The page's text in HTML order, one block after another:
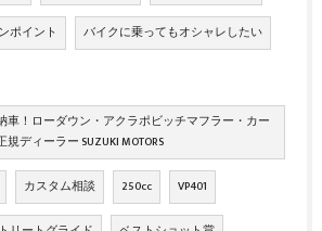
ポイント バイクに乗ってもオシャレしたい
納車！ローダウン・アクラポビッチマフラー・カー
ディーラー SUZUKI MOTORS
カスタム相談 250cc VP401